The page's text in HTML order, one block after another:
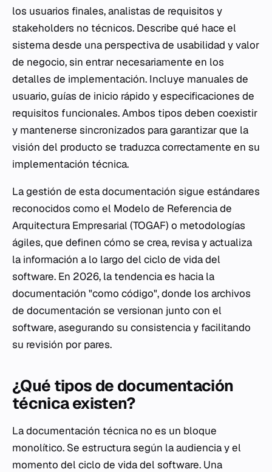
los usuarios finales, analistas de requisitos y
stakeholders no técnicos. Describe qué hace el
sistema desde una perspectiva de usabilidad y valor
de negocio, sin entrar necesariamente en los
detalles de implementación. Incluye manuales de
usuario, guías de inicio rápido y especificaciones de
requisitos funcionales. Ambos tipos deben coexistir
y mantenerse sincronizados para garantizar que la
visión del producto se traduzca correctamente en su
implementación técnica.
La gestión de esta documentación sigue estándares
reconocidos como el Modelo de Referencia de
Arquitectura Empresarial (TOGAF) o metodologías
ágiles, que definen cómo se crea, revisa y actualiza
la información a lo largo del ciclo de vida del
software. En 2026, la tendencia es hacia la
documentación "como código", donde los archivos
de documentación se versionan junto con el
software, asegurando su consistencia y facilitando
su revisión por pares.
¿Qué tipos de documentación
técnica existen?
La documentación técnica no es un bloque
monolítico. Se estructura según la audiencia y el
momento del ciclo de vida del software. Una